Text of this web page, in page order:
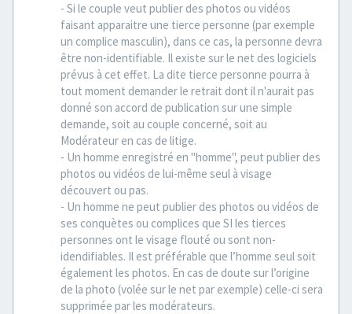
- Si le couple veut publier des photos ou vidéos
faisant apparaitre une tierce personne (par exemple
un complice masculin), dans ce cas, la personne devra
être non-identifiable. Il existe sur le net des logiciels
prévus à cet effet. La dite tierce personne pourra à
tout moment demander le retrait dont il n'aurait pas
donné son accord de publication sur une simple
demande, soit au couple concerné, soit au
Modérateur en cas de litige.
- Un homme enregistré en "homme", peut publier des
photos ou vidéos de lui-même seul à visage
découvert ou pas.
- Un homme ne peut publier des photos ou vidéos de
ses conquètes ou complices que SI les tierces
personnes ont le visage flouté ou sont non-
idendifiables. Il est préférable que l’homme seul soit
également les photos. En cas de doute sur l’origine
de la photo (volée sur le net par exemple) celle-ci sera
supprimée par les modérateurs.